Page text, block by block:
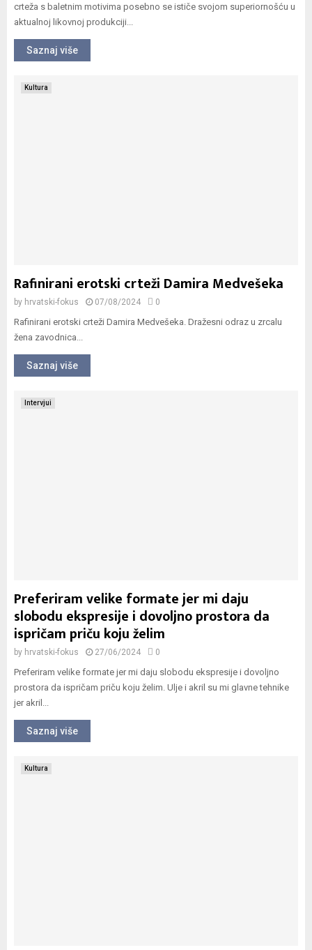
crteža s baletnim motivima posebno se ističe svojom superiornošću u
aktualnoj likovnoj produkciji...
Saznaj više
Kultura
Rafinirani erotski crteži Damira Medvešeka
by hrvatski-fokus 07/08/2024 0
Rafinirani erotski crteži Damira Medvešeka. Dražesni odraz u zrcalu
žena zavodnica...
Saznaj više
Intervjui
Preferiram velike formate jer mi daju
slobodu ekspresije i dovoljno prostora da
ispričam priču koju želim
by hrvatski-fokus 27/06/2024 0
Preferiram velike formate jer mi daju slobodu ekspresije i dovoljno
prostora da ispričam priču koju želim. Ulje i akril su mi glavne tehnike
jer akril...
Saznaj više
Kultura